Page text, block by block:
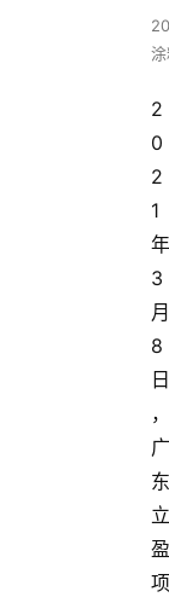
2
0
2
1
年
3
月
8
日
，
广
东
立
盈
项